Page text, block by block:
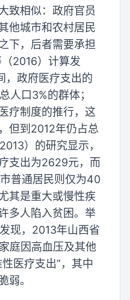
致相似：政府官员
他城市和农村居民
下，后者需要承担
2016）计算发
，政府医疗支出的
人口3%的群体；
疗制度的推行，这
但到2012年仍占总
）的研究显示，
支出为2629元，而
普通居民则仅为40
其是重大或慢性疾
多人陷入贫困。举
现，2013年山西省
庭因高血压及其他
医疗支出”，其中
弱。